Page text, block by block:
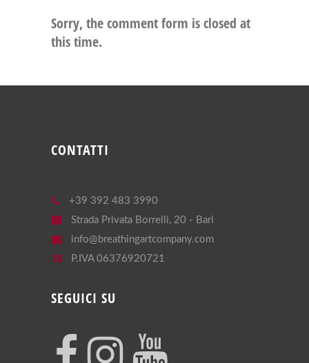
Sorry, the comment form is closed at
this time.
CONTATTI
+39 392 483 3990
Strada Privata Borrelli, 20 - Bari
info@breathingartcompany.com
P.IVA 06376920721
SEGUICI SU